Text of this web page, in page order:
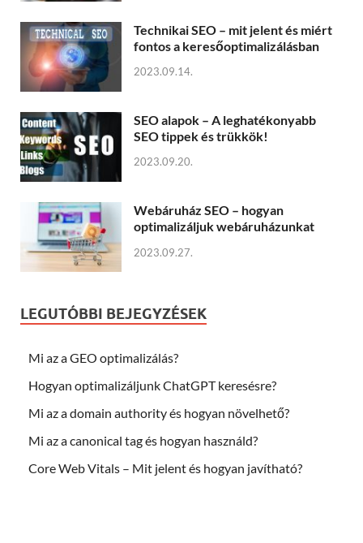
Technikai SEO – mit jelent és miért
fontos a keresőoptimalizálásban
2023.09.14.
SEO alapok – A leghatékonyabb
SEO tippek és trükkök!
2023.09.20.
Webáruház SEO – hogyan
optimalizáljuk webáruházunkat
2023.09.27.
LEGUTÓBBI BEJEGYZÉSEK
Mi az a GEO optimalizálás?
Hogyan optimalizáljunk ChatGPT keresésre?
Mi az a domain authority és hogyan növelhető?
Mi az a canonical tag és hogyan használd?
Core Web Vitals – Mit jelent és hogyan javítható?